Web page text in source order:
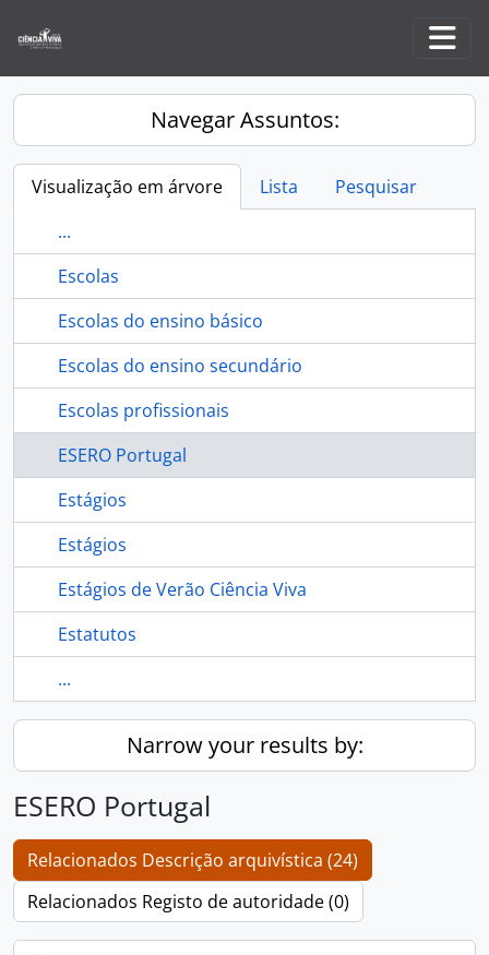
Navegar Assuntos:
Visualização em árvore Lista
Pesquisar
...
Escolas
Escolas do ensino básico
Escolas do ensino secundário
Escolas profissionais
ESERO Portugal
Estágios
Estágios
Estágios de Verão Ciência Viva
Estatutos
...
Narrow your results by:
ESERO Portugal
Relacionados Descrição arquivística (24)
Relacionados Registo de autoridade (0)